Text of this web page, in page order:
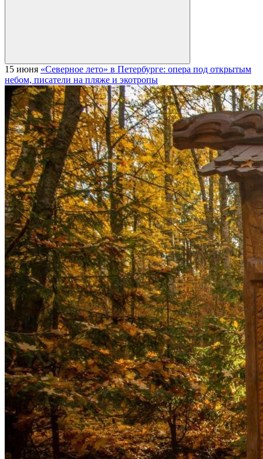
15 июня «Северное лето» в Петербурге: опера под открытым
небом, писатели на пляже и экотропы